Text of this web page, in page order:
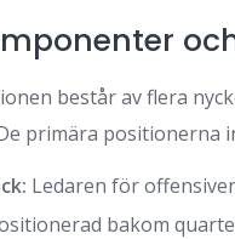
består av flera
primära positionerna
Ledaren för
bakom